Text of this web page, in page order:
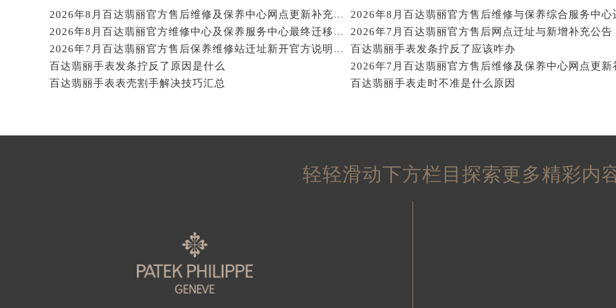
辽宁省沈阳市沈河区中街路83号亨得利名表维修授权店1楼百达翡丽售后服务中心（需提前预约）
北京市朝阳区建国门外大街甲6号华熙国际中心D座11层1102室百达翡丽售后服务中心（北京总部）
北京市东城区东长安街1号王府井东方广场W3座6层602室百达翡丽售后服务中心（需提前预约）
河北省保定市竞秀区朝阳北大街北国先天下百达翡丽售后服务中心（需提前预约）
内蒙古自治区包头市青山区幸福路甲3号王府井百货名表维修百达翡丽售后服务中心（需提前预约）
内蒙古自治区鄂尔多斯市东胜区伊金霍洛街百达翡丽售后服务中心（需提前预约）
内蒙古自治区乌海市海勃湾区人民南路百达翡丽售后服务中心（需提前预约）
内蒙古自治区乌兰察布市集宁区恩和大街百达翡丽售后服务中心（需提前预约）
内蒙古自治区锡林郭勒盟市锡林浩特市光明街与额尔敦路交叉口百达翡丽售后服务中心（需提前预约
内蒙古自治区兴安盟市乌兰浩特市兴安大街百达翡丽售后服务中心（需提前预约）
2026年8月百达翡丽官方售后维修及保养中心网点更新补充确认终稿正式发布
2026年8月百达翡丽官方维修中心及保养服务中心最终迁移与增设全览
2026年7月百达翡丽官方售后保养维修站迁址新开官方说明文件
百达翡丽手表发条拧反了应该咋办
百达翡丽手表发条拧反了原因是什么
百达翡丽手表表壳割手解决技巧汇总
百达翡丽手表走时不准是什么原因
轻轻滑动下方栏目探索更多精彩内